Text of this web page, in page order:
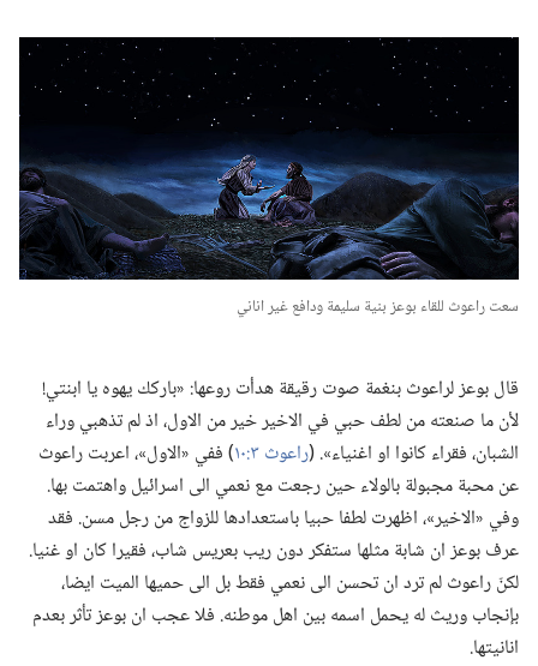
سعت راعوث للقاء بوعز بنية سليمة ودافع غير اناني
قال بوعز لراعوث بنغمة صوت رقيقة هدأت روعها:‏ «باركك يهوه يا ابنتي!‏
لأن ما صنعته من لطف حبي في الاخير خير من الاول،‏ اذ لم تذهبي وراء
الشبان،‏ فقراء كانوا او اغنياء».‏ (‏راعوث ٣:‏١٠
‏)‏ ففي «الاول»،‏ اعربت راعوث
عن محبة مجبولة بالولاء حين رجعت مع نعمي الى اسرائيل واهتمت بها.‏
وفي «الاخير»،‏ اظهرت لطفا حبيا باستعدادها للزواج من رجل مسن.‏ فقد
عرف بوعز ان شابة مثلها ستفكر دون ريب بعريس شاب،‏ فقيرا كان او غنيا.‏
لكنّ راعوث لم ترد ان تحسن الى نعمي فقط بل الى حميها الميت ايضا،‏
بإنجاب وريث له يحمل اسمه بين اهل موطنه.‏ فلا عجب ان بوعز تأثر بعدم
انانيتها.‏